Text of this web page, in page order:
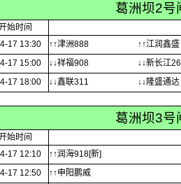
葛洲坝2号
始时间
17 13:30 ↑↑津洲888 ↑↑江润鑫盛
17 15:00 ↓↓祥福908 ↓↓新长江
17 18:00 ↓↓鑫联311 ↓↓隆盛通达
葛洲坝3号
始时间
17 12:10 ↑↑润海918[新]
17 12:50 ↑↑申阳鹏威